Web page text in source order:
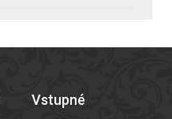
Vstupné